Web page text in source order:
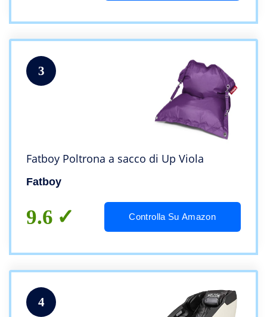
3
Fatboy Poltrona a sacco di Up Viola
Fatboy
9.6 Controlla Su Amazon
4